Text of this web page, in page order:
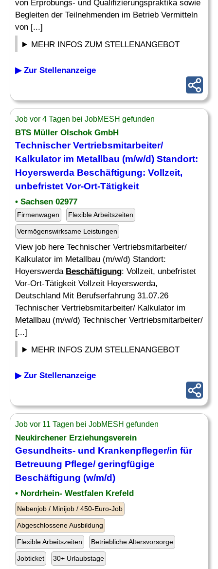
von Erprobungs- und Qualifizierungspraktika sowie
Begleiten der Teilnehmenden im Betrieb Vermitteln
von [...]
MEHR INFOS ZUM STELLENANGEBOT
▶ Zur Stellenanzeige
Job vor 4 Tagen bei JobMESH gefunden
BTS Müller Olschok GmbH
Technischer Vertriebsmitarbeiter/
Kalkulator im Metallbau (m/w/d) Standort:
Hoyerswerda Beschäftigung: Vollzeit,
unbefristet Vor-Ort-Tätigkeit
• Sachsen 02977
Firmenwagen Flexible Arbeitszeiten
Vermögenswirksame Leistungen
View job here Technischer Vertriebsmitarbeiter/
Kalkulator im Metallbau (m/w/d) Standort:
Hoyerswerda Beschäftigung: Vollzeit, unbefristet
Vor-Ort-Tätigkeit Vollzeit Hoyerswerda,
Deutschland Mit Berufserfahrung 31.07.26
Technischer Vertriebsmitarbeiter/ Kalkulator im
Metallbau (m/w/d) Technischer Vertriebsmitarbeiter/
[...]
MEHR INFOS ZUM STELLENANGEBOT
▶ Zur Stellenanzeige
Job vor 11 Tagen bei JobMESH gefunden
Neukirchener Erziehungsverein
Gesundheits- und Krankenpfleger/in für
Betreuung Pflege/ geringfügige
Beschäftigung (w/m/d)
• Nordrhein- Westfalen Krefeld
Nebenjob / Minijob / 450-Euro-Job
Abgeschlossene Ausbildung
Flexible Arbeitszeiten Betriebliche Altersvorsorge
Jobticket 30+ Urlaubstage